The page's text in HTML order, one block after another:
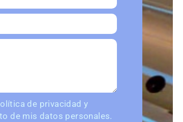
de privacidad y
de mis datos personales.